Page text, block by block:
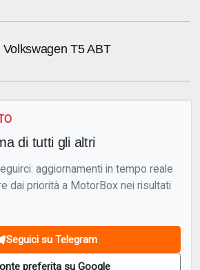
Volkswagen T5 ABT
di tutti gli altri
aggiornamenti in tempo reale
dai priorità a MotorBox nei risultati
Seguici su Telegram
preferita su Google